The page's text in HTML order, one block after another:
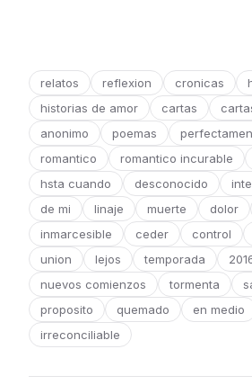
relatos reflexion cronicas
historias de amor
cartas
anonimo
poemas
romantico
romantico incurable
hsta cuando
desconocido
de mi
linaje muerte dolor
inmarcesible
ceder control
union
lejos temporada
nuevos comienzos
tormenta
proposito
quemado en medio
irreconciliable